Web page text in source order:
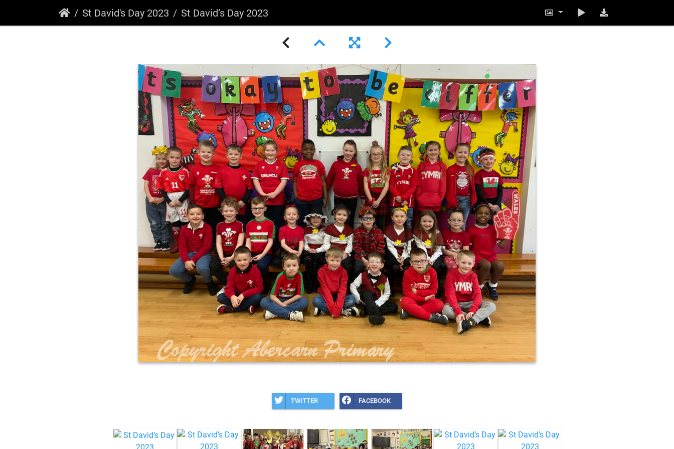
St David's Day 2023 St David’s Day 2023
TWITTER FACEBOOK